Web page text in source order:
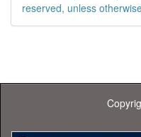
reserved, unless